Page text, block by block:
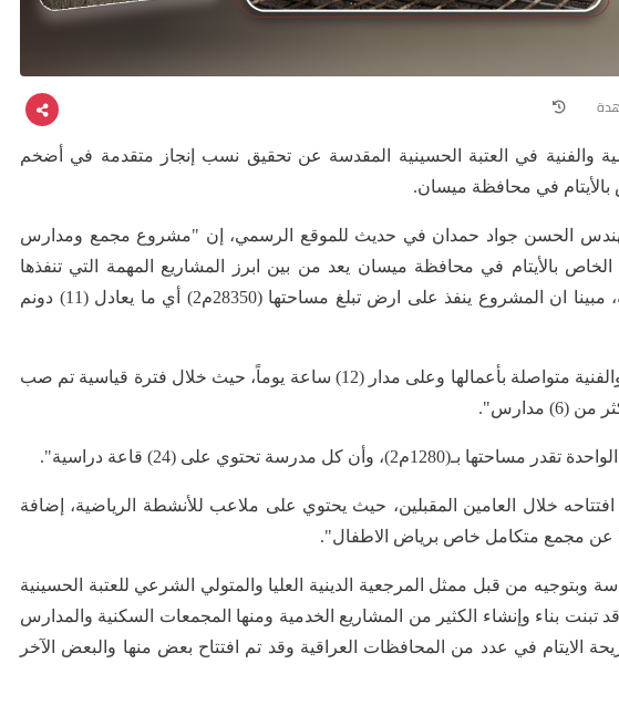
والفنية في العتبة الحسينية المقدسة عن تحقيق نسب إنجاز متقدمة في أضخم
في محافظة ميسان.
الحسن جواد حمدان في حديث للموقع الرسمي، إن "مشروع مجمع ومدارس
الخاص بالأيتام في محافظة ميسان يعد من بين ابرز المشاريع المهمة التي تنفذها
الأمانة العامة للعتبة الحسينية، مبينا ان المشروع ينفذ على ارض تبلغ مساحتها (28350م2) أي ما يعادل (11) دونم
وأوضح أن "الكوادر الهندسية والفنية متواصلة بأعمالها وعلى مدار (12) ساعة يوماً، حيث خلال فترة قياسية تم صب
مدارس".
وأن كل مدرسة تحتوي على (24) قاعة دراسية".
خلال العامين المقبلين، حيث يحتوي على ملاعب للأنشطة الرياضية، إضافة
عن مجمع متكامل خاص برياض الاطفال".
وبتوجيه من قبل ممثل المرجعية الدينية العليا والمتولي الشرعي للعتبة الحسينية
تبنت بناء وإنشاء الكثير من المشاريع الخدمية ومنها المجمعات السكنية والمدارس
الايتام في عدد من المحافظات العراقية وقد تم افتتاح بعض منها والبعض الآخر